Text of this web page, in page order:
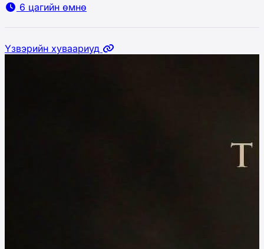
6 цагийн өмнө
Үзвэрийн хуваариуд